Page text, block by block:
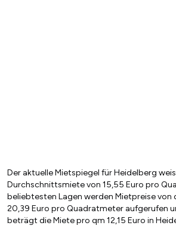
Der aktuelle Mietspiegel für Heidelberg
Durchschnittsmiete von 15,55 Euro pro
beliebtesten Lagen werden Mietpreise von
20,39 Euro pro Quadratmeter aufgerufen
beträgt die Miete pro qm 12,15 Euro in